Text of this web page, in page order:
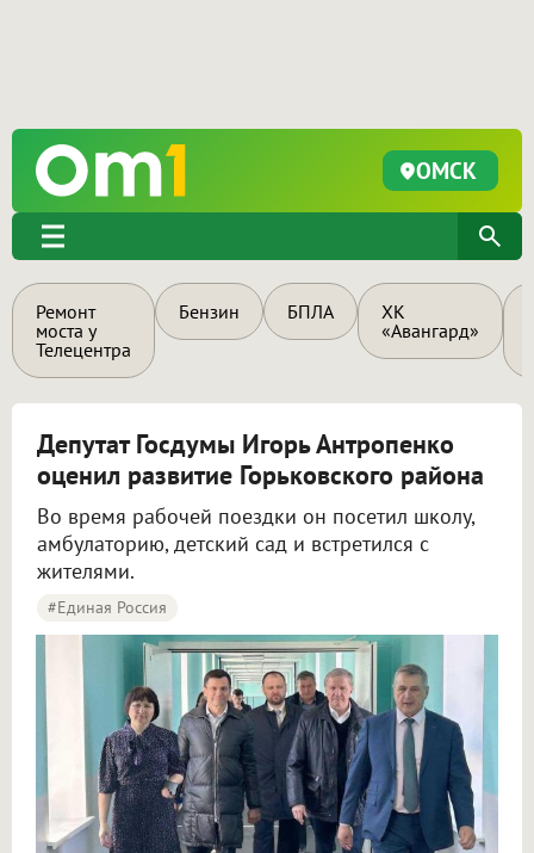
ОМСК
Ремонт
моста у
Телецентра
Бензин БПЛА
ХК
«Авангард»
Депутат Госдумы Игорь Антропенко
оценил развитие Горьковского района
Во время рабочей поездки он посетил школу,
амбулаторию, детский сад и встретился с
жителями.
#Единая Россия